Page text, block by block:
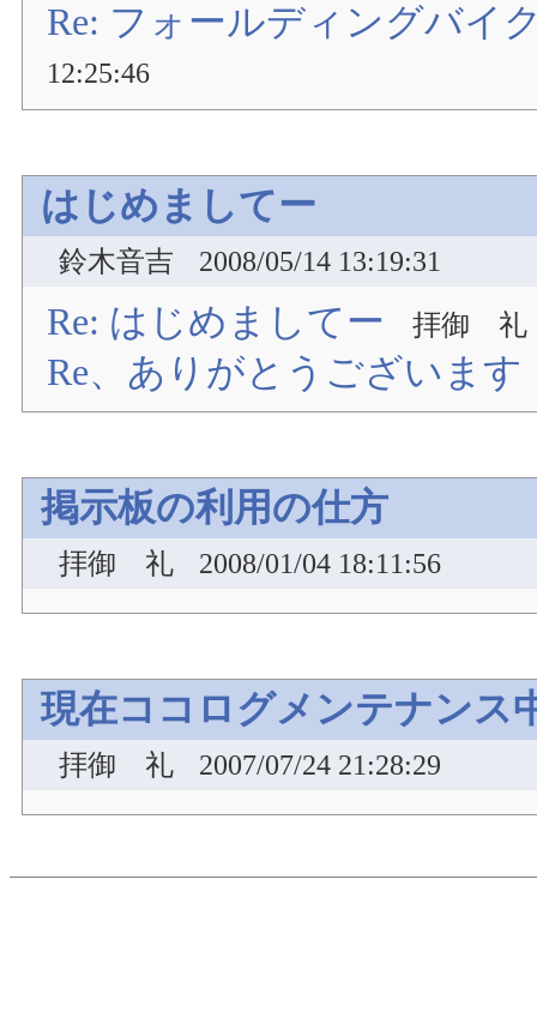
Re: フォールディングバイ
12:25:46
はじめましてー
鈴木音吉 2008/05/14 13:19:31
Re: はじめましてー 拝御 礼
Re、ありがとうございます
掲示板の利用の仕方
拝御 礼 2008/01/04 18:11:56
現在ココログメンテナンス
拝御 礼 2007/07/24 21:28:29